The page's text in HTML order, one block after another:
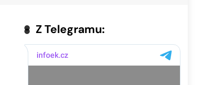
Z Telegramu: